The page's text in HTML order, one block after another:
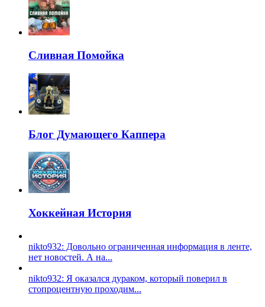
Сливная Помойка
Блог Думающего Каппера
Хоккейная История
nikto932: Довольно ограниченная информация в ленте,
нет новостей. А на...
nikto932: Я оказался дураком, который поверил в
стопроцентную проходим...